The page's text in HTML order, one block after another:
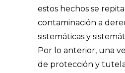
estos hechos se
contaminación a
sistemáticas y
Por lo anterior, una
de protección y